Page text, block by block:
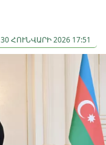
30 ՀՈՒՆՎԱՐԻ 2026 17:51